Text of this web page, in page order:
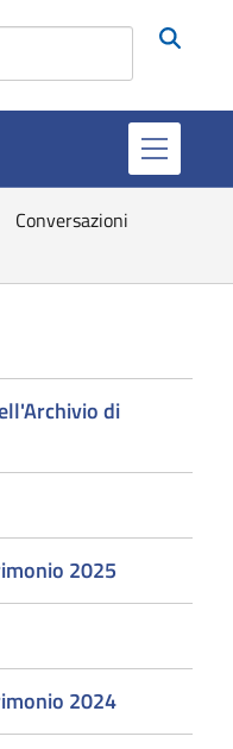
Conversazioni
di
2025
2024